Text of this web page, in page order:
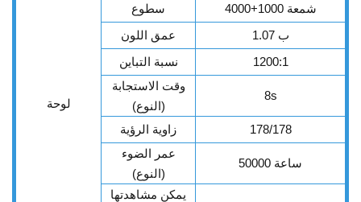
لوحة
سطوع
4000+1000 شمعة
عمق اللون
1.07 ب
نسبة التباين
1200:1
وقت الاستجابة
(النوع)
8s
زاوية الرؤية
178/178
عمر الضوء
(النوع)
50000 ساعة
يمكن مشاهدتها